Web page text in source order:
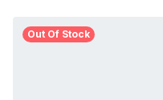
Out Of Stock